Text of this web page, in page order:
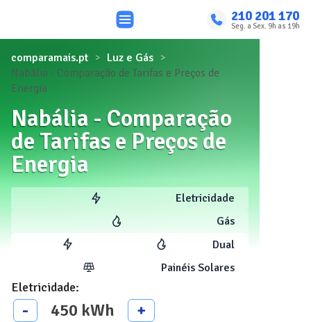
210 201 170
Seg. a Sex. 9h as 19h
comparamais.pt
Luz e Gás
Nabália - Comparação de Tarifas e Preços de
Energia
Nabália - Comparação
de Tarifas e Preços de
Energia
Eletricidade
Gás
Dual
Painéis Solares
Eletricidade:
- 450 kWh +